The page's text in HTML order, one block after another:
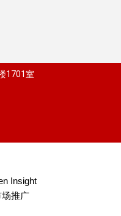
1701室
Insight
场推广